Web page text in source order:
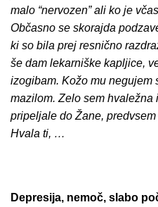
malo “nervozen” ali ko je
Občasno se skorajda
ki so bila prej resnično
še dam lekarniške kapljice,
izogibam. Kožo mu negujem
mazilom. Zelo sem hvaležna
pripeljale do Žane,
Hvala ti, …
Depresija, nemoč, slabo